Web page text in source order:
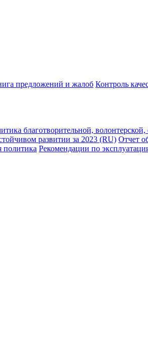
предложений и жалоб Контроль
благотворительной, волонтерской,
развитии за 2023 (RU) Отчет
политика Рекомендации по